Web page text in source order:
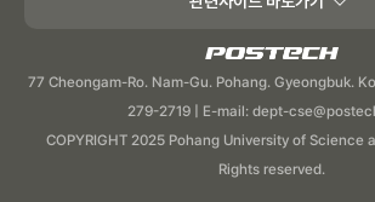
77 Cheongam-Ro. Nam-Gu. Pohang. Gyeongbuk.
279-2719 | E-mail: dept-
COPYRIGHT 2025 Pohang University of Science
Rights reserved.